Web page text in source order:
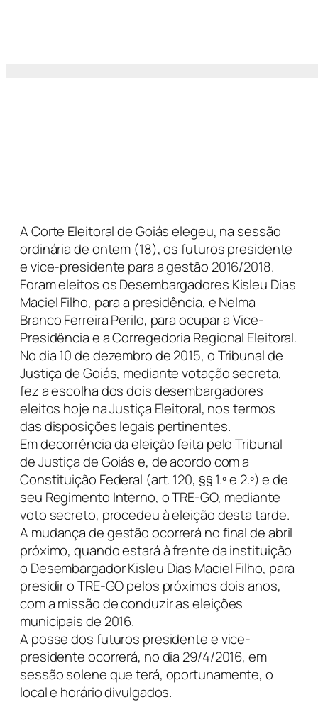
A Corte Eleitoral de Goiás elegeu, na sessão
ordinária de ontem (18), os futuros presidente
e vice-presidente para a gestão 2016/2018.
Foram eleitos os Desembargadores Kisleu Dias
Maciel Filho, para a presidência, e Nelma
Branco Ferreira Perilo, para ocupar a Vice-
Presidência e a Corregedoria Regional Eleitoral.
No dia 10 de dezembro de 2015, o Tribunal de
Justiça de Goiás, mediante votação secreta,
fez a escolha dos dois desembargadores
eleitos hoje na Justiça Eleitoral, nos termos
das disposições legais pertinentes.
Em decorrência da eleição feita pelo Tribunal
de Justiça de Goiás e, de acordo com a
Constituição Federal (art. 120, §§ 1.º e 2.º) e de
seu Regimento Interno, o TRE-GO, mediante
voto secreto, procedeu à eleição desta tarde.
A mudança de gestão ocorrerá no final de abril
próximo, quando estará à frente da instituição
o Desembargador Kisleu Dias Maciel Filho, para
presidir o TRE-GO pelos próximos dois anos,
com a missão de conduzir as eleições
municipais de 2016.
A posse dos futuros presidente e vice-
presidente ocorrerá, no dia 29/4/2016, em
sessão solene que terá, oportunamente, o
local e horário divulgados.